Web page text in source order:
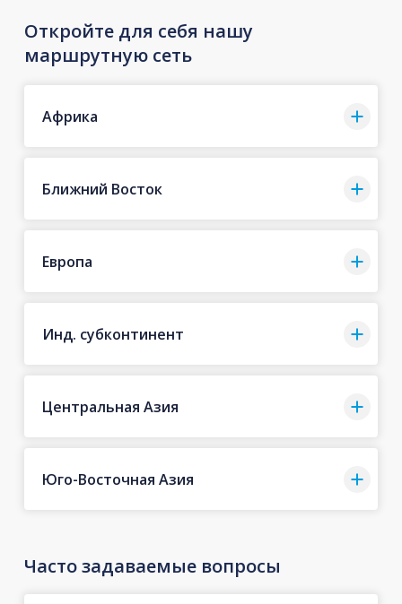
Откройте для себя нашу
маршрутную сеть
Африка
Ближний Восток
Европа
Инд. субконтинент
Центральная Азия
Юго-Восточная Азия
Часто задаваемые вопросы